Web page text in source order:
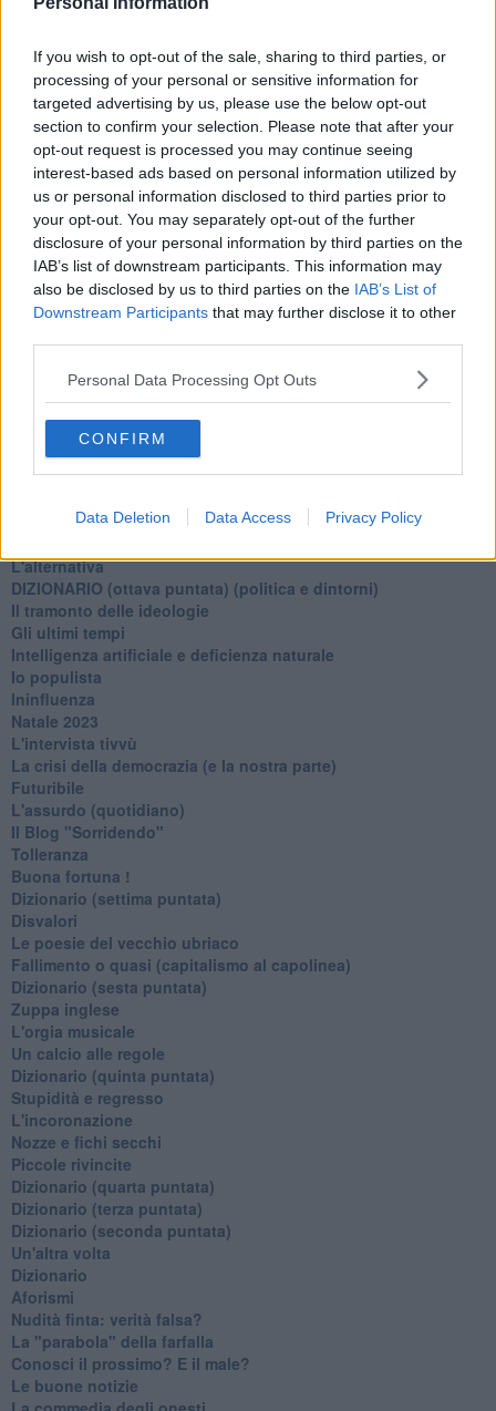
If you wish to opt-out of the sale, sharing to third parties, or
processing of your personal or sensitive information for
targeted advertising by us, please use the below opt-out
section to confirm your selection. Please note that after your
opt-out request is processed you may continue seeing
interest-based ads based on personal information utilized by
us or personal information disclosed to third parties prior to
your opt-out. You may separately opt-out of the further
disclosure of your personal information by third parties on the
IAB’s list of downstream participants. This information may
also be disclosed by us to third parties on the IAB’s List of
Downstream Participants that may further disclose it to other
Personal Data Processing Opt Outs
CONFIRM
Data Deletion Data Access Privacy Policy
Fine anno al ristorante
Natale 2024
Re e regnanti
A noi interessa il dito non la luna
Come rubare allo stato e vivere felici
Una performance
Il compagno
​Io (allo specchio)
Tramonto
Passato, presente, futuro
La virtù del non fare
Il giorno dei saldi
L'ultimo post
Leggendo l'Eneide
​(In)sicurezza stradale
Un calcio alla finzione
Solitudine
Mercanti nel tempio
Il disprezzo del mondo
Beneficenza
Verso l'immortalità
L'alternativa
​DIZIONARIO (ottava puntata) (politica e dintorni)
Il tramonto delle ideologie
Gli ultimi tempi
Intelligenza artificiale e deficienza naturale
Io populista
Ininfluenza
Natale 2023
L'intervista tivvù
La crisi della democrazia (e la nostra parte)
Futuribile
L'assurdo (quotidiano)
Il Blog "Sorridendo"
Tolleranza
Buona fortuna !
​Dizionario (settima puntata)
Disvalori
Le poesie del vecchio ubriaco
Fallimento o quasi (capitalismo al capolinea)
Dizionario (sesta puntata)
Zuppa inglese
L'orgia musicale
Un calcio alle regole
Dizionario (quinta puntata)
Stupidità e regresso
L'incoronazione
Nozze e fichi secchi
Piccole rivincite
​Dizionario (quarta puntata)
​Dizionario (terza puntata)
​Dizionario (seconda puntata)
Un'altra volta
Dizionario
Aforismi
Nudità finta: verità falsa?
La "parabola" della farfalla
Conosci il prossimo? E il male?
Le buone notizie